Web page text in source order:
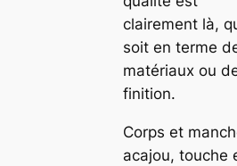
clairement là,
soit en terme
matériaux ou
finition.
Corps et
acajou, touche